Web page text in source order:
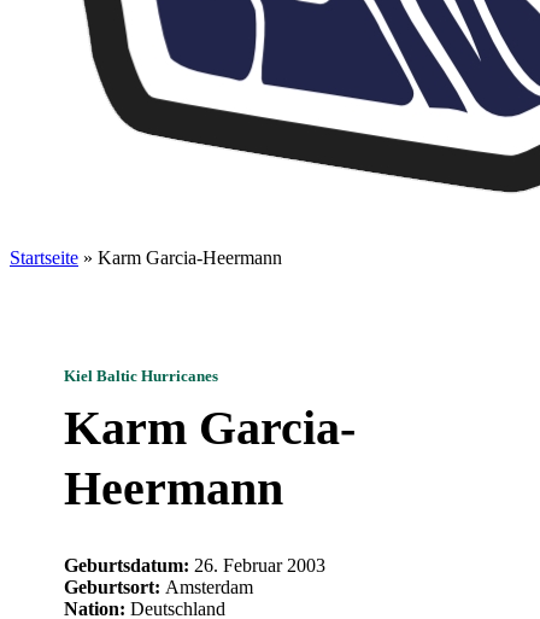
Startseite » Karm Garcia-Heermann
Kiel Baltic Hurricanes
Karm Garcia-
Heermann
Geburtsdatum: 26. Februar 2003
Geburtsort: Amsterdam
Nation: Deutschland